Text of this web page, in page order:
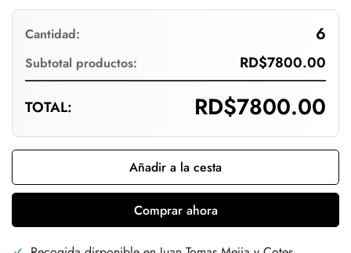
Cantidad: 6
Subtotal productos: RD$7800.00
TOTAL: RD$7800.00
Añadir a la cesta
Comprar ahora
Are you 18 years old or older?
Yes, I am